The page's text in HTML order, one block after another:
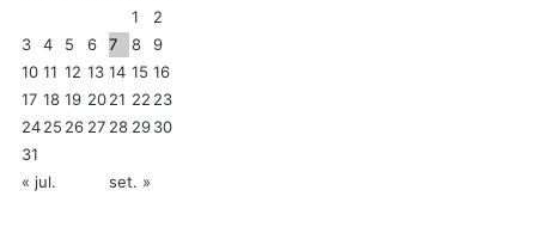
1
2
3
4 5 6 7 8
9
10 11 12 13 14 15 16
17 18 19 2021 22 23
2425 26 27 28 2930
31
« jul.
set. »